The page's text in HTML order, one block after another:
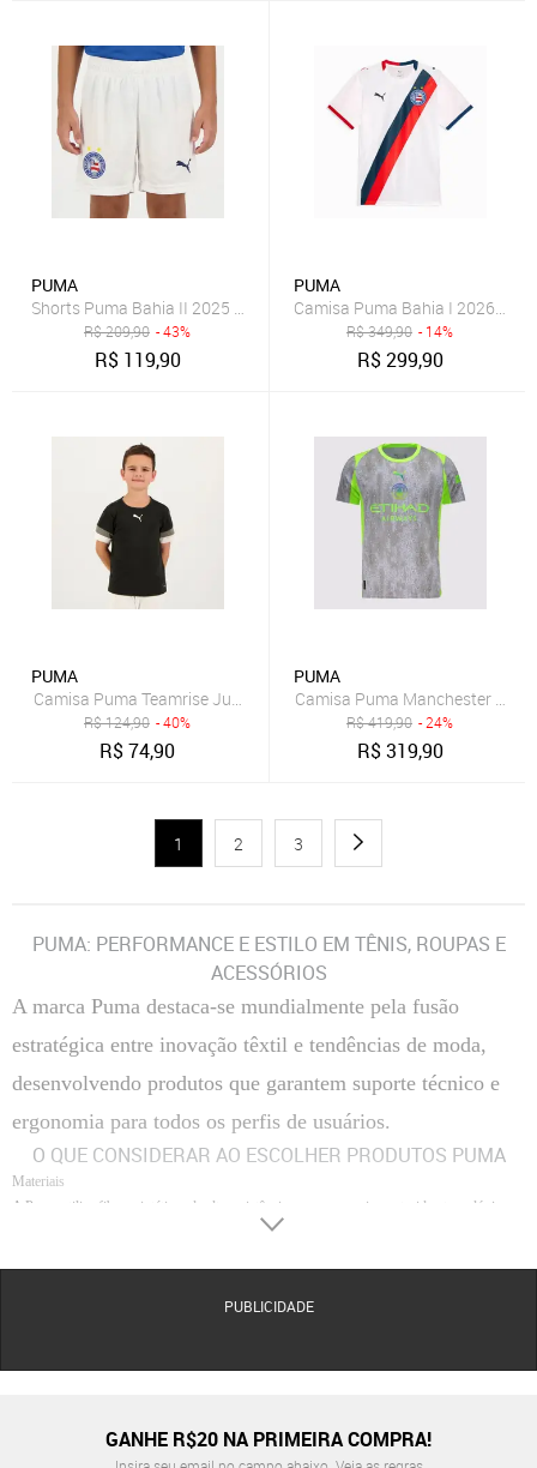
PUMA
Shorts Puma Bahia II 2025 Juvenil
R$209,90 - 43%
R$ 119,90
PUMA
Camisa Puma Bahia I 2026
R$349,90 - 14%
R$299,90
PUMA
Camisa Puma Teamrise Juvenil Preta
R$124,90 - 40%
R$74,90
PUMA
Camisa Puma Manchester City
R$419,90 - 24%
R$319,90
1 2 3
PUMA: PERFORMANCE E ESTILO EM TÊNIS, ROUPAS E
ACESSÓRIOS
A marca Puma destaca-se mundialmente pela fusão
estratégica entre inovação têxtil e tendências de moda,
desenvolvendo produtos que garantem suporte técnico e
ergonomia para todos os perfis de usuários.
O QUE CONSIDERAR AO ESCOLHER PRODUTOS PUMA
Materiais
A Puma utiliza fibras sintéticas de alta resistência, couros premium e tecidos tecnológicos
como o poliéster reciclado em suas coleções. Essa seleção de matérias-primas assegura
A precisão técnica da marca é evidente em costuras planas que evitam atritos, logotipos
PUBLICIDADE
GANHE R$20 NA PRIMEIRA COMPRA!